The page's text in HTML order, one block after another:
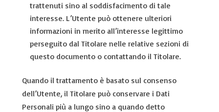
trattenuti sino al soddisfacimento di tale
interesse. L’Utente può ottenere ulteriori
informazioni in merito all’interesse legittimo
perseguito dal Titolare nelle relative sezioni di
questo documento o contattando il Titolare.
Quando il trattamento è basato sul consenso
dell’Utente, il Titolare può conservare i Dati
Personali più a lungo sino a quando detto